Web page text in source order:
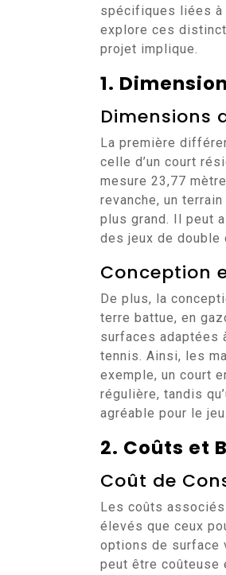
spécifiques liées à
explore ces
projet implique.
1.
Dimensions
La première
celle d’un court
mesure 23,77
revanche, un
plus grand. Il peut
des jeux de
Conception
De plus, la
terre battue, en
surfaces adaptées
tennis. Ainsi, les
exemple, un court
régulière, tandis
agréable pour le jeu.
2. Coûts et
Coût de
Les coûts
élevés que ceux
options de surface
peut être coûteuse